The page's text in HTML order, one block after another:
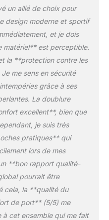
les couches, pour
efficacement
de la pluie et
neige, afin
l'infiltration
Convient à tous
de plein air par
de pluie et de
Chaud : Doublé
de haute
le tissu à trois
aide à
la température
pendant l'hiver
résistant à
et aux
n'est pas
à user. Occasion :
un allié de choix pour
design moderne et sportif
et je dois
matériel** est perceptible.
la **protection contre les
me sens en sécurité
grâce à ses
La doublure
excellent**, bien que
je suis très
pratiques** qui
lors de mes
**bon rapport qualité-
pourrait être
cela, la **qualité du
de port** (5/5) me
cet ensemble qui me fait